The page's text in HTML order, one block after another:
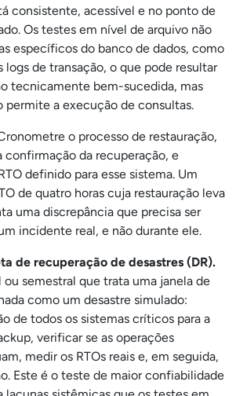
consistente, acessível e no ponto de
Os testes em nível de arquivo não
específicos do banco de dados, como
logs de transação, o que pode resultar
tecnicamente bem-sucedida, mas
permite a execução de consultas.
o processo de restauração,
confirmação da recuperação, e
definido para esse sistema. Um
de quatro horas cuja restauração leva
uma discrepância que precisa ser
incidente real, e não durante ele.
de recuperação de desastres (DR).
semestral que trata uma janela de
como um desastre simulado:
de todos os sistemas críticos para a
verificar se as operações
medir os RTOs reais e, em seguida,
Este é o teste de maior confiabilidade